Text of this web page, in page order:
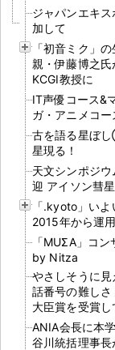
ジャパンエキス
加して
「初音ミク」
親・伊藤博之氏
KCGI教授に
IT声優コース&
ガ・アニメコー
古を語る星ぼ
星現る！
天文シンポジウ
迎 アイソン彗星
「.kyoto」いよ
2015年から運
「MUΣA」コン
by Nitza
やさしそうに見
話番号の難しさ
大臣賞を受賞し
ANIA会長に本
谷川統括理事長